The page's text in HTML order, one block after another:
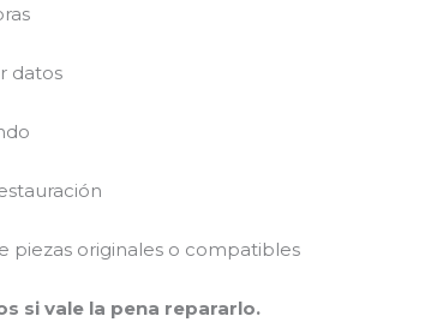
datos
piezas originales o compatibles
si vale la pena repararlo.